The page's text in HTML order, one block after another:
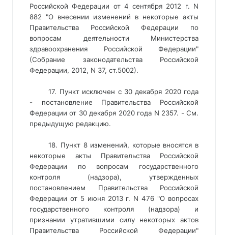
Российской Федерации от 4 сентября 2012 г. N
882 "О внесении изменений в некоторые акты
Правительства Российской Федерации по
вопросам деятельности Министерства
здравоохранения Российской Федерации"
(Собрание законодательства Российской
Федерации, 2012, N 37, ст.5002).
17. Пункт исключен с 30 декабря 2020 года
- постановление Правительства Российской
Федерации от 30 декабря 2020 года N 2357. - См.
предыдущую редакцию.
18. Пункт 8 изменений, которые вносятся в
некоторые акты Правительства Российской
Федерации по вопросам государственного
контроля (надзора), утвержденных
постановлением Правительства Российской
Федерации от 5 июня 2013 г. N 476 "О вопросах
государственного контроля (надзора) и
признании утратившими силу некоторых актов
Правительства Российской Федерации"